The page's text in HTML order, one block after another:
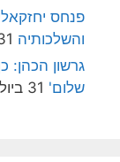
פנחס
והשלכותיה 31
גרשון הכהן:
שלום' 31 ביולי 2026